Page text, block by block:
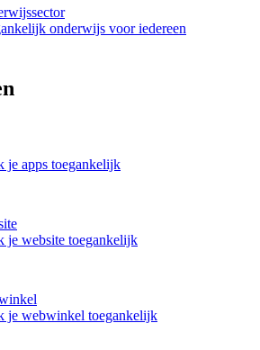
onderwijs voor iedereen
je apps toegankelijk
je website toegankelijk
je webwinkel toegankelijk